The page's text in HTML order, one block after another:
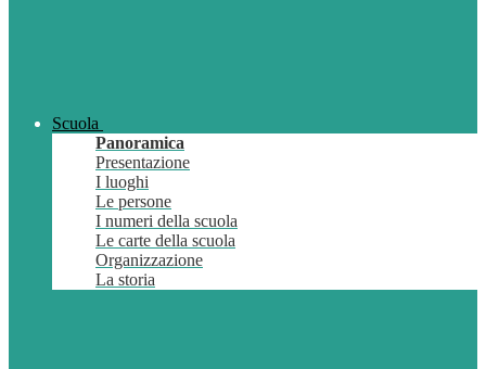
Scuola
Panoramica
Presentazione
I luoghi
Le persone
I numeri della scuola
Le carte della scuola
Organizzazione
La storia